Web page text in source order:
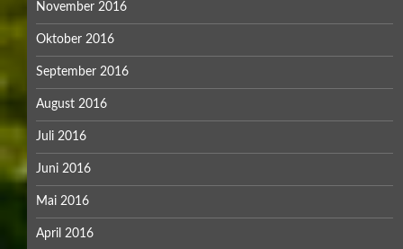
November 2016
Oktober 2016
September 2016
August 2016
Juli 2016
Juni 2016
Mai 2016
April 2016